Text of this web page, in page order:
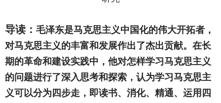
导读： 毛泽东是马克思主义中国化的伟大开拓者，
对马克思主义的丰富和发展作出了杰出贡献。在长
期的革命和建设实践中，他对怎样学习马克思主义
的问题进行了深入思考和探索，认为学习马克思主
义可以分为四步走，即读书、消化、精通、运用四